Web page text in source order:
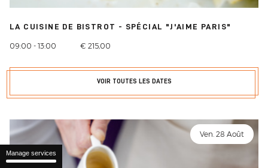
LA CUISINE DE BISTROT - SPÉCIAL "J'AIME PARIS"
09:00 - 13:00 € 215,00
VOIR TOUTES LES DATES
Ven. 28 Août
Manage services